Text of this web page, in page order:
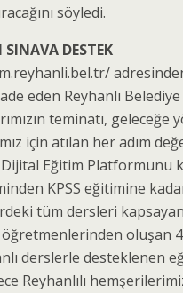
söyledi.
DESTEK
eden Reyhanlı Belediye
teminatı, geleceğe
için atılan her adım
Eğitim Platformunu
KPSS eğitimine
tüm dersleri kapsayan
oluşan
derslerle desteklenen
Reyhanlılı